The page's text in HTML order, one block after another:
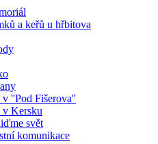
a keřů u hřbitova
''Pod Fišerova''
Kersku
svět
komunikace